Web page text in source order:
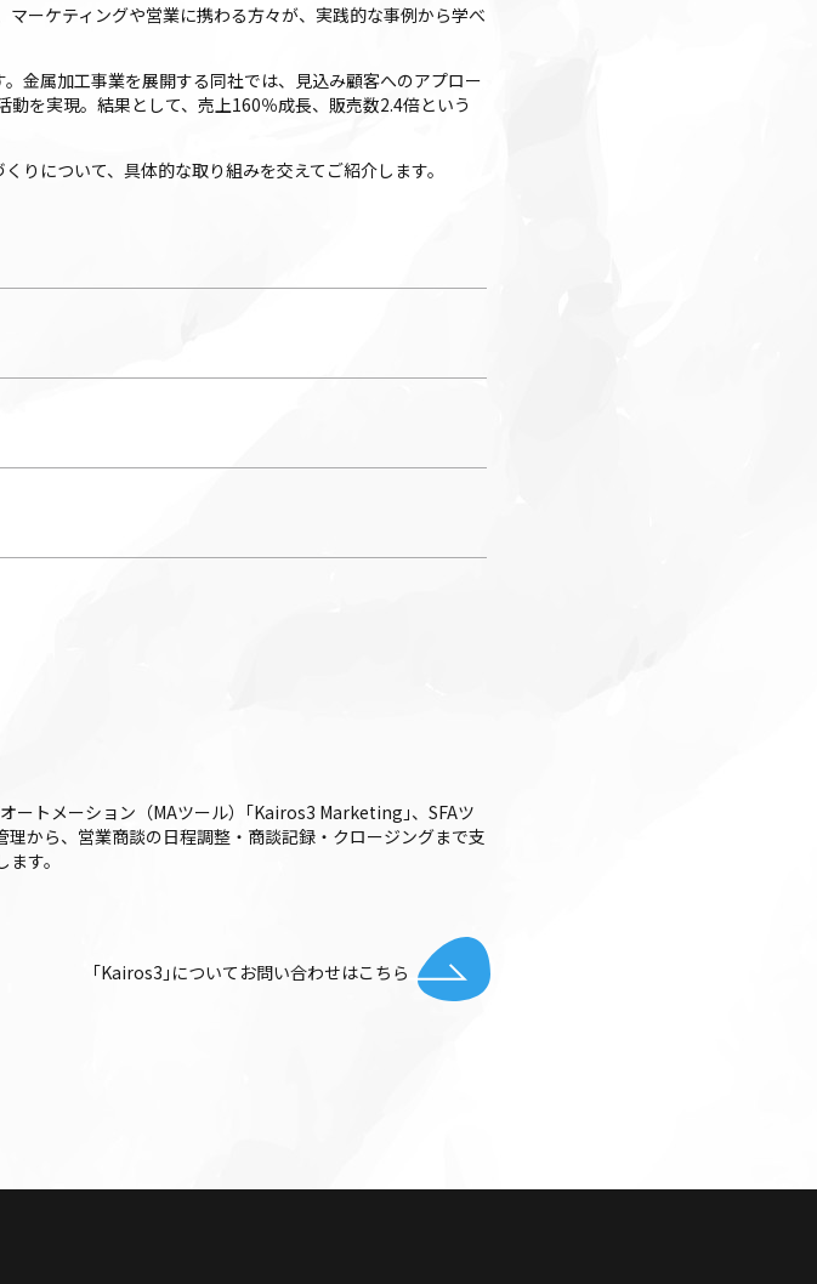
ーケティングや営業に携わる方々が、実践的な事例から学べ
金属加工事業を展開する同社では、見込み顧客へのアプロー
を実現。結果として、売上160％成長、販売数2.4倍という
について、具体的な取り組みを交えてご紹介します。
ートメーション（MAツール）｢Kairos3 Marketing｣、SFAツ
から、営業商談の日程調整・商談記録・クロージングまで支
す。
｢Kairos3｣についてお問い合わせはこちら